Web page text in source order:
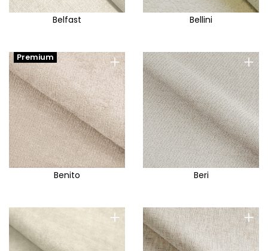
Belfast Bellini
+
Premium
Benito
+
Beri
+ +